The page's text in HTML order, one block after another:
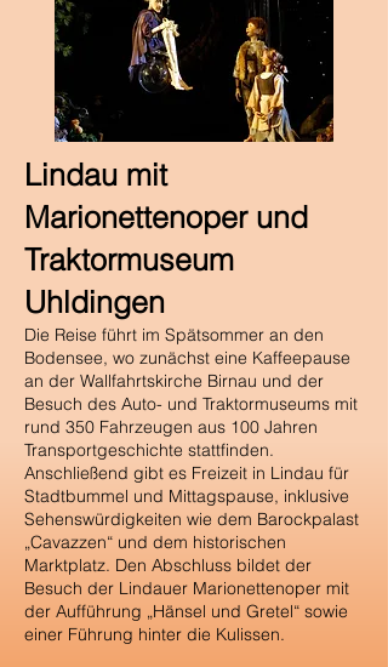
Lindau mit
Marionettenoper und
Traktormuseum
Uhldingen
Die Reise führt im Spätsommer an den
Bodensee, wo zunächst eine Kaffeepause
an der Wallfahrtskirche Birnau und der
Besuch des Auto- und Traktormuseums mit
rund 350 Fahrzeugen aus 100 Jahren
Transportgeschichte stattfinden.
Anschließend gibt es Freizeit in Lindau für
Stadtbummel und Mittagspause, inklusive
Sehenswürdigkeiten wie dem Barockpalast
„Cavazzen“ und dem historischen
Marktplatz. Den Abschluss bildet der
Besuch der Lindauer Marionettenoper mit
der Aufführung „Hänsel und Gretel“ sowie
einer Führung hinter die Kulissen.